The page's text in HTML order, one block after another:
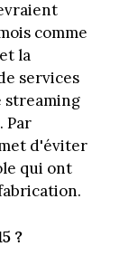
comme
la
services
streaming
Par
d'éviter
qui ont
?